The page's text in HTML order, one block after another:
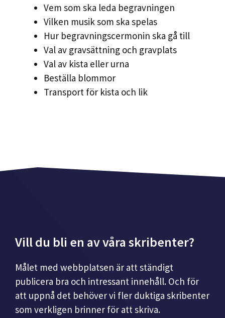
Vem som ska leda begravningen
Vilken musik som ska spelas
Hur begravningscermonin ska gå till
Val av gravsättning och gravplats
Val av kista eller urna
Beställa blommor
Transport för kista och lik
Vill du bli en av våra skribenter?
Målet med webbplatsen är att ständigt
publicera bra och intressant innehåll. Och för
att uppnå det behöver vi fler duktiga skribenter
som verkligen brinner för att skriva.